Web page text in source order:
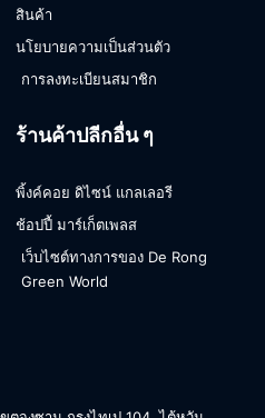
สินค้า
นโยบายความเป็นส่วนตัว
การลงทะเบียนสมาชิก
ร้านค้าปลีกอื่น ๆ
พิ้งค์คอย ดิไซน์ แกลเลอรี
ช้อปปี้ มาร์เก็ตเพลส
เว็บไซต์ทางการของ De Rong
Green World